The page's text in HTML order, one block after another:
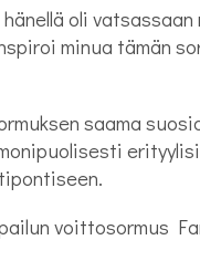
oli
minua tämän
saama
voittosormus